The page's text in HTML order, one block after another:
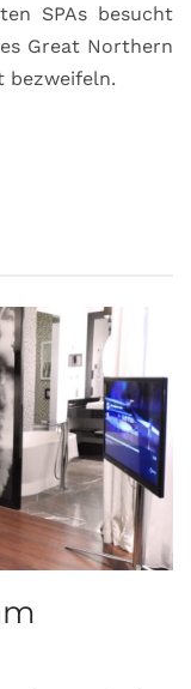
SPAs besucht
Great Northern
bezweifeln.